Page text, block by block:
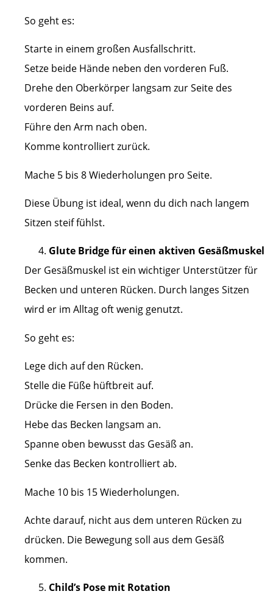
So geht es:
Starte in einem großen Ausfallschritt.
Setze beide Hände neben den vorderen Fuß.
Drehe den Oberkörper langsam zur Seite des
vorderen Beins auf.
Führe den Arm nach oben.
Komme kontrolliert zurück.
Mache 5 bis 8 Wiederholungen pro Seite.
Diese Übung ist ideal, wenn du dich nach langem
Sitzen steif fühlst.
Glute Bridge für einen aktiven Gesäßmuskel
Der Gesäßmuskel ist ein wichtiger Unterstützer für
Becken und unteren Rücken. Durch langes Sitzen
wird er im Alltag oft wenig genutzt.
So geht es:
Lege dich auf den Rücken.
Stelle die Füße hüftbreit auf.
Drücke die Fersen in den Boden.
Hebe das Becken langsam an.
Spanne oben bewusst das Gesäß an.
Senke das Becken kontrolliert ab.
Mache 10 bis 15 Wiederholungen.
Achte darauf, nicht aus dem unteren Rücken zu
drücken. Die Bewegung soll aus dem Gesäß
kommen.
Child’s Pose mit Rotation